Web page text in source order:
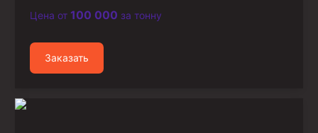
Стропы канатные ВК
Стропы канатные
Стропы текстильные
Цена от 100 000 за тонну
Заказать